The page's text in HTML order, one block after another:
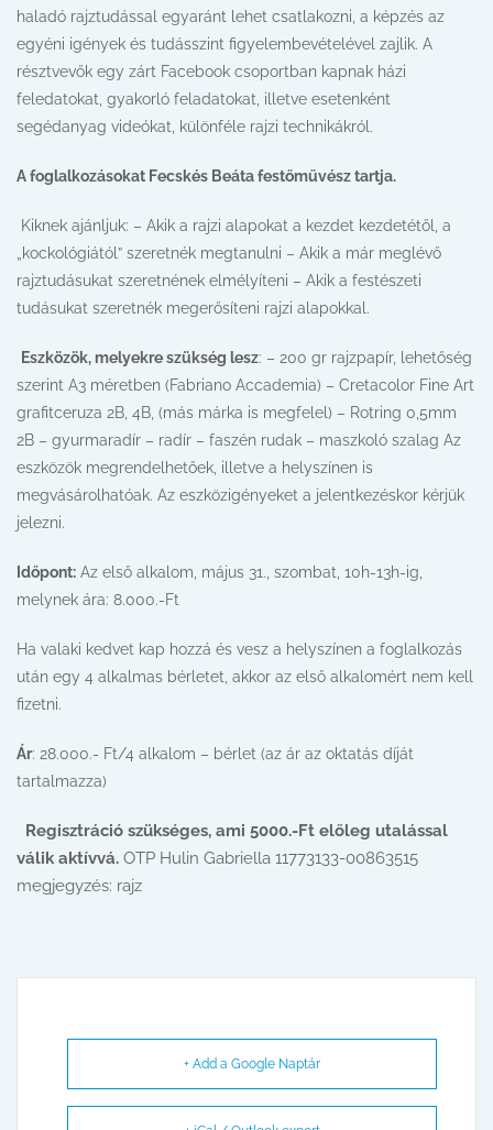
haladó rajztudással egyaránt lehet csatlakozni, a képzés az
egyéni igények és tudásszint figyelembevételével zajlik. A
résztvevők egy zárt Facebook csoportban kapnak házi
feledatokat, gyakorló feladatokat, illetve esetenként
segédanyag videókat, különféle rajzi technikákról.
A foglalkozásokat Fecskés Beáta festőművész tartja.
Kiknek ajánljuk: – Akik a rajzi alapokat a kezdet kezdetétől, a
„kockológiától” szeretnék megtanulni – Akik a már meglévő
rajztudásukat szeretnének elmélyíteni – Akik a festészeti
tudásukat szeretnék megerősíteni rajzi alapokkal.
Eszközök, melyekre szükség lesz: – 200 gr rajzpapír, lehetőség
szerint A3 méretben (Fabriano Accademia) – Cretacolor Fine Art
grafitceruza 2B, 4B, (más márka is megfelel) – Rotring 0,5mm
2B – gyurmaradír – radír – faszén rudak – maszkoló szalag Az
eszközök megrendelhetőek, illetve a helyszínen is
megvásárolhatóak. Az eszközigényeket a jelentkezéskor kérjük
jelezni.
Időpont: Az első alkalom, május 31., szombat, 10h-13h-ig,
melynek ára: 8.000.-Ft
Ha valaki kedvet kap hozzá és vesz a helyszínen a foglalkozás
után egy 4 alkalmas bérletet, akkor az első alkalomért nem kell
fizetni.
Ár: 28.000.- Ft/4 alkalom – bérlet (az ár az oktatás díját
tartalmazza)
Regisztráció szükséges, ami 5000.-Ft előleg utalással
válik aktívvá. OTP Hulin Gabriella 11773133-00863515
megjegyzés: rajz
+ Add a Google Naptár